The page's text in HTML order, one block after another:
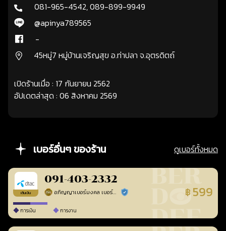
081-965-4542,089-899-9949
@apinya789565
-
45หมู่7 หมู่บ้านเจริญสุข อ.ท่าปลา จ.อุตรดิตถ์
เปิดร้านเมื่อ : 17 กันยายน 2562
อัปเดตล่าสุด : 06 สิงหาคม 2569
เบอร์อื่นๆ ของร้าน ดูเบอร์ทั้งหมด
เติมเงิน
091-403-2332
อภิญญาเบอร์มงคล เบอร์สวยเลขศาสตร์ ร้านยืนยันแล้ว ฿ 599
การเงิน การงาน